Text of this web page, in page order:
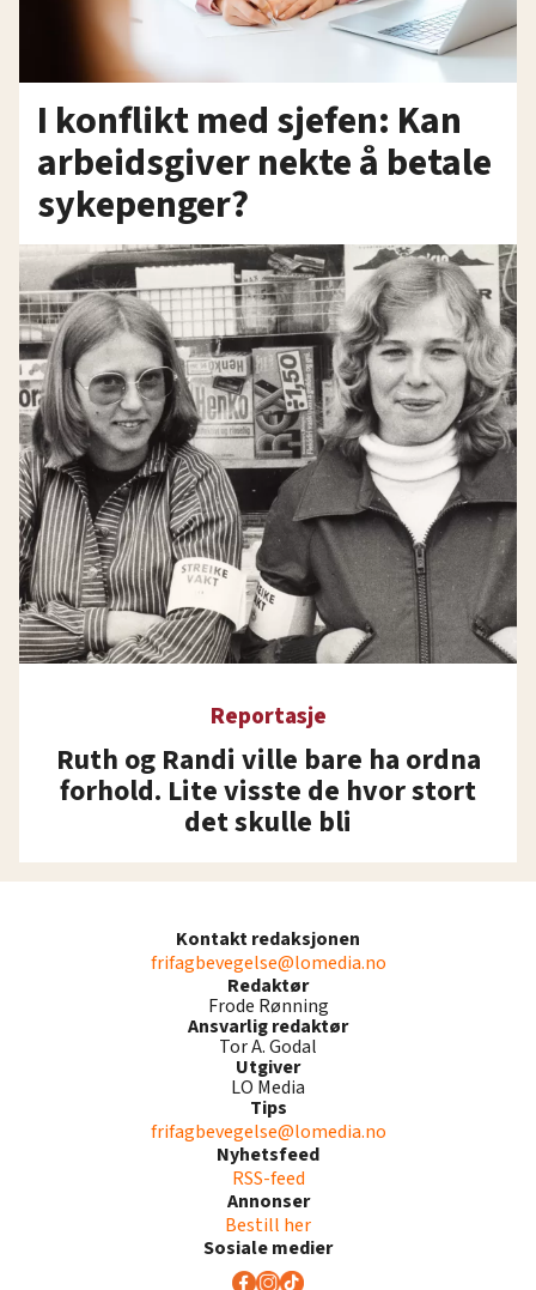
I konflikt med sjefen: Kan
arbeidsgiver nekte å betale
sykepenger?
Reportasje
Ruth og Randi ville bare ha ordna
forhold. Lite visste de hvor stort
det skulle bli
Kontakt redaksjonen
frifagbevegelse@lomedia.no
Redaktør
Frode Rønning
Ansvarlig redaktør
Tor A. Godal
Utgiver
LO Media
Tips
frifagbevegelse@lomedia.no
Nyhetsfeed
RSS-feed
Annonser
Bestill her
Sosiale medier